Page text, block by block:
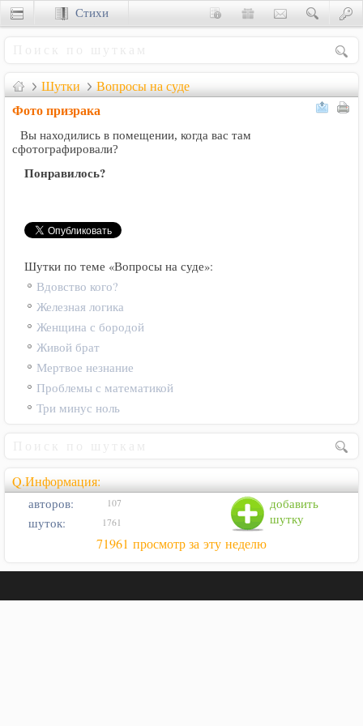
Шутки Вопросы на суде
Фото призрака
Вы находились в помещении, когда вас там
сфотографировали?
Понравилось?
Шутки по теме «Вопросы на суде»:
Вдовство кого?
Железная логика
Женщина с бородой
Живой брат
Мертвое незнание
Проблемы с математикой
Три минус ноль
Q.Информация:
добавить
шутку
авторов: 107
шуток: 1761
71961 просмотр за эту неделю
Стихи